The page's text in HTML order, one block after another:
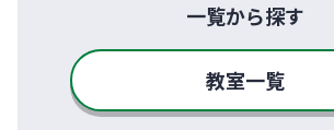
一覧から探す
教室一覧